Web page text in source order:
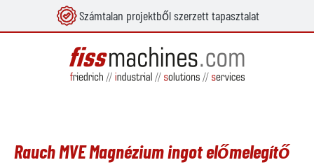
Számtalan projektből szerzett tapasztalat
Rauch MVE Magnézium ingot előmelegítő